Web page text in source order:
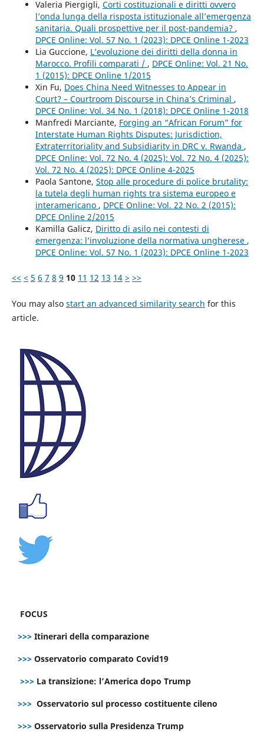
Valeria Piergigli, Corti costituzionali e diritti ovvero
l’onda lunga della risposta istituzionale all’emergenza
sanitaria. Quali prospettive per il post-pandemia? ,
DPCE Online: Vol. 57 No. 1 (2023): DPCE Online 1-2023
Lia Guccione, L’evoluzione dei diritti della donna in
Marocco. Profili comparati / , DPCE Online: Vol. 21 No.
1 (2015): DPCE Online 1/2015
Xin Fu, Does China Need Witnesses to Appear in
Court? – Courtroom Discourse in China’s Criminal ,
DPCE Online: Vol. 34 No. 1 (2018): DPCE Online 1-2018
Manfredi Marciante, Forging an “African Forum” for
Interstate Human Rights Disputes: Jurisdiction,
Extraterritoriality and Subsidiarity in DRC v. Rwanda ,
DPCE Online: Vol. 72 No. 4 (2025): Vol. 72 No. 4 (2025):
Vol. 72 No. 4 (2025): DPCE Online 4-2025
Paola Santone, Stop alle procedure di police brutality:
la tutela degli human rights tra sistema europeo e
interamericano , DPCE Online: Vol. 22 No. 2 (2015):
DPCE Online 2/2015
Kamilla Galicz, Diritto di asilo nei contesti di
emergenza: l’involuzione della normativa ungherese ,
DPCE Online: Vol. 57 No. 1 (2023): DPCE Online 1-2023
<< < 5 6 7 8 9 10 11 12 13 14 > >>
You may also start an advanced similarity search for this
article.
FOCUS
>>> Itinerari della comparazione
>>> Osservatorio comparato Covid19
>>> La transizione: l’America dopo Trump
>>> Osservatorio sul processo costituente cileno
>>> Osservatorio sulla Presidenza Trump